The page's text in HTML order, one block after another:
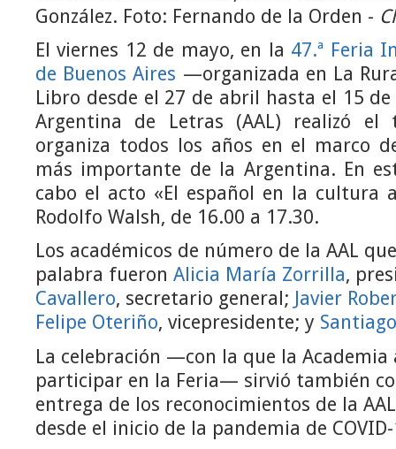
González. Foto: Fernando de la Orden -
El viernes 12 de mayo, en la 47.ª Feria
de Buenos Aires —organizada en La
Libro desde el 27 de abril hasta el 15
Argentina de Letras (AAL) realizó el
organiza todos los años en el marco
más importante de la Argentina. En
cabo el acto «El español en la cultura
Rodolfo Walsh, de 16.00 a 17.30.
Los académicos de número de la AAL
palabra fueron Alicia María Zorrilla,
Cavallero, secretario general; Javier
Felipe Oteriño, vicepresidente; y
La celebración —con la que la
participar en la Feria— sirvió también
entrega de los reconocimientos de la
desde el inicio de la pandemia de